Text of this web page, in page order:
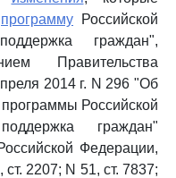
программу Российской
граждан",
Правительства
2014 г. N 296 "Об
Российской
граждан"
Федерации,
2207; N 51, ст. 7837;